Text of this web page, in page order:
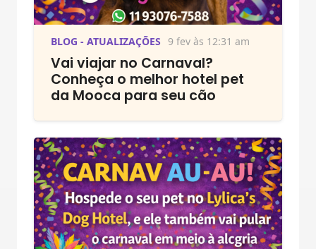
BLOG - ATUALIZAÇÕES 9 fev às 12:31 am
Vai viajar no Carnaval?
Conheça o melhor hotel pet
da Mooca para seu cão